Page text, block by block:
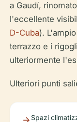
a Gaudí,
l'eccellente
D-Cuba).
terrazzo e i
ulteriormente
Ulteriori punti
Spazi